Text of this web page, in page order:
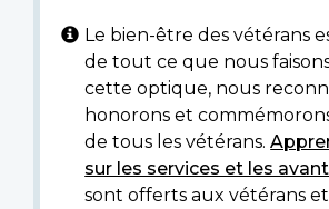
Le bien-être des vétérans
de tout ce que nous
cette optique, nous
honorons et
de tous les vétérans.
sur les services et les
sont offerts aux vétérans